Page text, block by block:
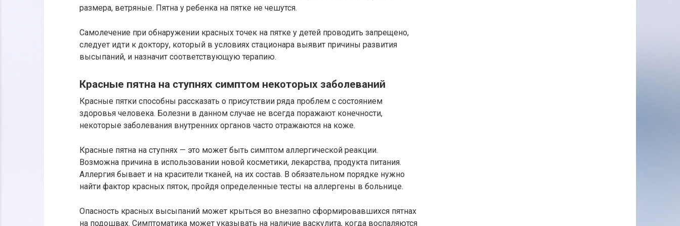
размера, ветряные. Пятна у ребенка на пятке не чешутся.
Самолечение при обнаружении красных точек на пятке у детей проводить запрещено,
следует идти к доктору, который в условиях стационара выявит причины развития
высыпаний, и назначит соответствующую терапию.
Красные пятна на ступнях симптом некоторых заболеваний
Красные пятки способны рассказать о присутствии ряда проблем с состоянием
здоровья человека. Болезни в данном случае не всегда поражают конечности,
некоторые заболевания внутренних органов часто отражаются на коже.
Красные пятна на ступнях — это может быть симптом аллергической реакции.
Возможна причина в использовании новой косметики, лекарства, продукта питания.
Аллергия бывает и на красители тканей, на их состав. В обязательном порядке нужно
найти фактор красных пяток, пройдя определенные тесты на аллергены в больнице.
Опасность красных высыпаний может крыться во внезапно сформировавшихся пятнах
на подошвах. Симптоматика может указывать на наличие васкулита, когда воспаляются